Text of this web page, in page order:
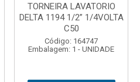
TORNEIRA LAVATORIO
DELTA 1194 1/2” 1/4VOLTA
C50
Código: 164747
Embalagem: 1 - UNIDADE